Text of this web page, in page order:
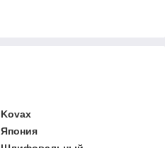
Kovax
Япония